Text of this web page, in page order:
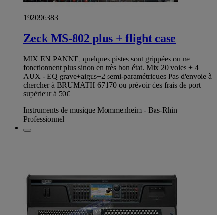
192096383
Zeck MS-802 plus + flight case
MIX EN PANNE, quelques pistes sont grippées ou ne
fonctionnent plus sinon en très bon état. Mix 20 voies + 4
AUX - EQ grave+aigus+2 semi-paramétriques Pas d'envoie à
chercher à BRUMATH 67170 ou prévoir des frais de port
supérieur à 50€
Instruments de musique Mommenheim - Bas-Rhin
Professionnel